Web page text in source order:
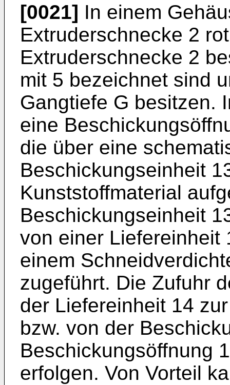
[0021] In einem
Extruderschnecke 2
Extruderschnecke 2
mit 5 bezeichnet sind
Gangtiefe G besitzen.
eine
die über eine
Beschickungseinheit
Kunststoffmaterial
Beschickungseinheit
von einer Liefereinheit
einem
zugeführt. Die Zufuhr
der Liefereinheit 14
bzw. von der
Beschickungsöffnung
erfolgen. Von Vorteil